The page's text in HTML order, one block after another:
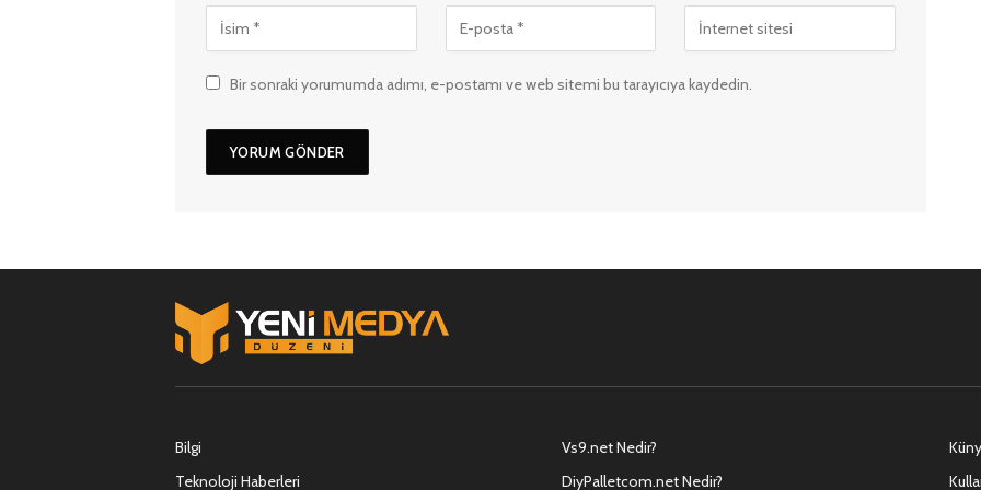
Bir sonraki yorumumda adımı, e-postamı ve web sitemi bu tarayıcıya kaydedin.
Bilgi
Teknoloji Haberleri
Vs9.net Nedir?
DiyPalletcom.net Nedir?